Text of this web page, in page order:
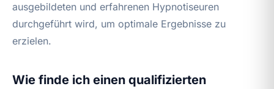
ausgebildeten und erfahrenen Hypnotiseuren
durchgeführt wird, um optimale Ergebnisse zu
erzielen.
Wie finde ich einen qualifizierten